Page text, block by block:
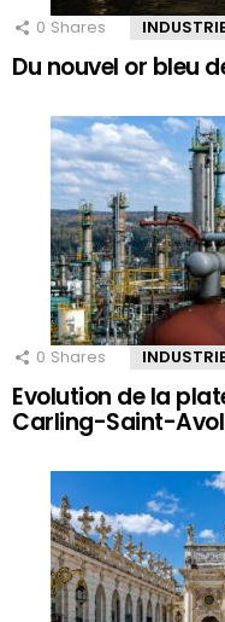
0 Shares
Du nouvel or bleu
0 Shares
Evolution de la
Carling-Saint-